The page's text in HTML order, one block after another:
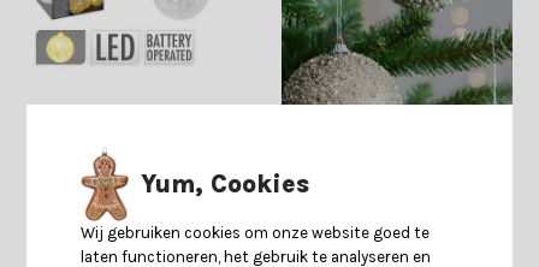
stuks met LED lampjes | wit |
Yum, Cookies
Wij gebruiken cookies om onze website goed te
laten functioneren, het gebruik te analyseren en